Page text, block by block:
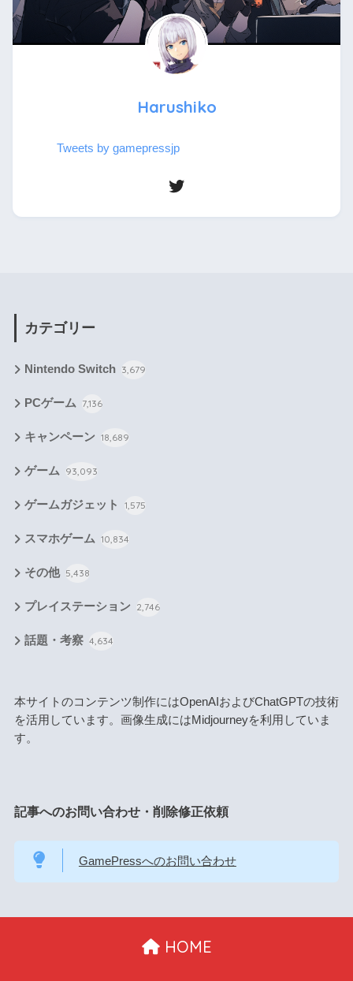
Harushiko
Tweets by gamepressjp
カテゴリー
Nintendo Switch 3,679
PCゲーム 7,136
キャンペーン 18,689
ゲーム 93,093
ゲームガジェット 1,575
スマホゲーム 10,834
その他 5,438
プレイステーション 2,746
話題・考察 4,634
本サイトのコンテンツ制作にはOpenAIおよびChatGPTの技術
を活用しています。画像生成にはMidjourneyを利用していま
す。
記事へのお問い合わせ・削除修正依頼
GamePressへのお問い合わせ
HOME